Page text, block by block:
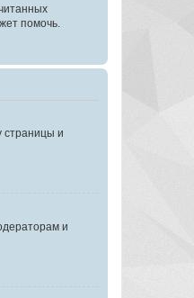
помочь.
страницы и
и